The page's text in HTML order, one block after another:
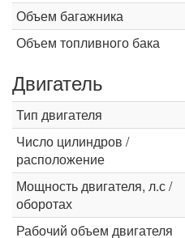
Объем багажника
Объем топливного бака
Двигатель
Тип двигателя
Число цилиндров /
расположение
Мощность двигателя, л.с /
оборотах
Рабочий объем двигателя